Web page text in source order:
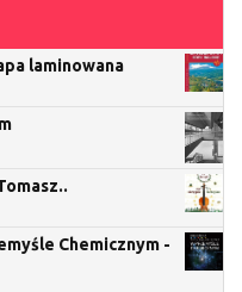
laminowana
Chemicznym -